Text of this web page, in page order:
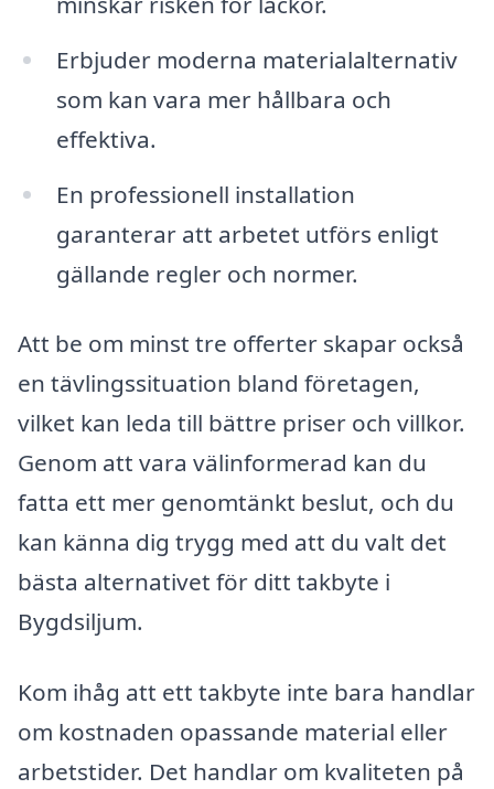
Erbjuder moderna materialalternativ
som kan vara mer hållbara och
effektiva.
En professionell installation
garanterar att arbetet utförs enligt
gällande regler och normer.
Att be om minst tre offerter skapar också
en tävlingssituation bland företagen,
vilket kan leda till bättre priser och villkor.
Genom att vara välinformerad kan du
fatta ett mer genomtänkt beslut, och du
kan känna dig trygg med att du valt det
bästa alternativet för ditt takbyte i
Bygdsiljum.
Kom ihåg att ett takbyte inte bara handlar
om kostnaden opassande material eller
arbetstider. Det handlar om kvaliteten på